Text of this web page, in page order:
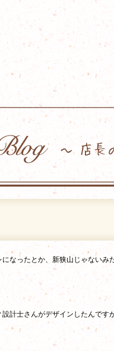
なったとか、新狭山じゃない
計士さんがデザインしたんです